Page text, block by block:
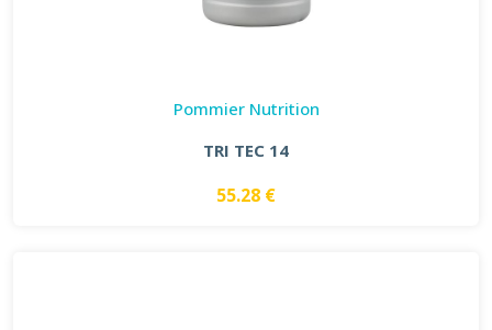
Pommier Nutrition
TRI TEC 14
55.28 €